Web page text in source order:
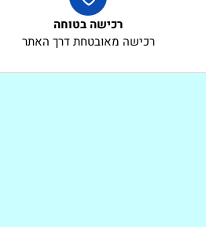
רכישה בטוחה
רכישה מאובטחת דרך האתר